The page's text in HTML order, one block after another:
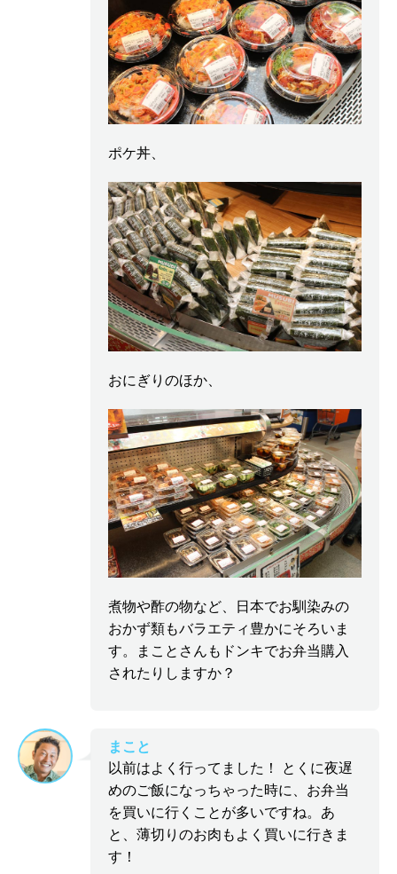
ポケ丼、
おにぎりのほか、
煮物や酢の物など、日本でお馴染みの
おかず類もバラエティ豊かにそろいま
す。まことさんもドンキでお弁当購入
されたりしますか？
まこと
以前はよく行ってました！ とくに夜遅
めのご飯になっちゃった時に、お弁当
を買いに行くことが多いですね。あ
と、薄切りのお肉もよく買いに行きま
す！